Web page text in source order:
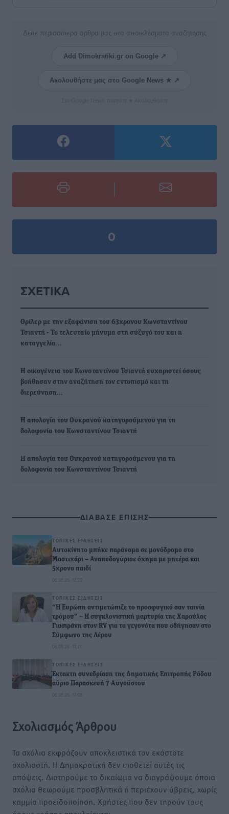
Δείτε περισσότερα άρθρα μας στα αποτελέσματα αναζήτησης
Add Dimokratiki.gr on Google ↗
Ακολουθήστε μας στο Google News ★ ↗
0
ΣΧΕΤΙΚΆ
Θρίλερ με την εξαφάνιση του 63χρονου Κωνσταντίνου
Τσιαντή - Το τελευταίο μήνυμα στη σύζυγό του και η
καταγγελία…
Η οικογένεια του Κωνσταντίνου Τσιαντή ευχαριστεί όσους
βοήθησαν στην αναζήτηση τον εντοπισμό και τη
διερεύνηση…
Η απολογία του Ουκρανού κατηγορούμενου για τη
δολοφονία του Κωνσταντίνου Τσιαντή
Η απολογία του Ουκρανού κατηγορούμενου για τη
δολοφονία του Κωνσταντίνου Τσιαντή
ΔΙΑΒΑΣΕ ΕΠΙΣΗΣ
ΤΟΠΙΚΈΣ ΕΙΔΉΣΕΙΣ
Αυτοκίνητο μπήκε παράνομα σε μονόδρομο στο
Μαστιχάρι – Αναποδογύρισε όχημα με μητέρα και
5χρονο παιδί
06.08.26 · 17:29
ΤΟΠΙΚΈΣ ΕΙΔΉΣΕΙΣ
“Η Ευρώπη αντιμετώπιζε το προσφυγικό σαν ταινία
τρόμου” – Η συγκλονιστική μαρτυρία της Χαρούλας
Γιασιράνη στον RV για τα γεγονότα που οδήγησαν στο
Σύμφωνο της Λέρου
06.08.26 · 17:21
ΤΟΠΙΚΈΣ ΕΙΔΉΣΕΙΣ
Έκτακτη συνεδρίαση της Δημοτικής Επιτροπής Ρόδου
αύριο Παρασκευή 7 Αυγούστου
06.08.26 · 17:08
Σχολιασμός Άρθρου
Τα σχόλια εκφράζουν αποκλειστικά τον εκάστοτε
σχολιαστή. Η Δημοκρατική δεν υιοθετεί αυτές τις
απόψεις. Διατηρούμε το δικαίωμα να διαγράψουμε όποια
σχόλια θεωρούμε προσβλητικά ή περιέχουν ύβρεις, χωρίς
καμμία προειδοποίηση. Χρήστες που δεν τηρούν τους